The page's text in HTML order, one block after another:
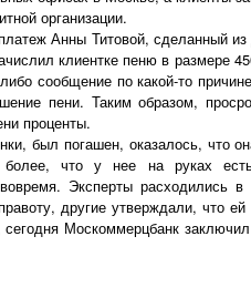
организации.
Анны Титовой, сделанный
клиентке пеню в размере
сообщение по какой-то
пени. Таким образом,
проценты.
был погашен, оказалось,
что у нее на руках есть
Эксперты расходились
другие утверждали, что
Москоммерцбанк